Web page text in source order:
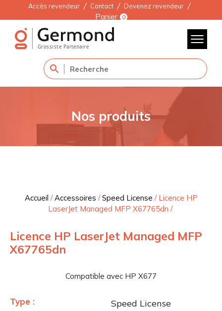
Accès revendeur Contact Devenez revendeur
Panier 0
Nos produits
Accueil /Accessoires /Speed License / Licence HP
LaserJet Managed MFP X67765dn /
Licence HP LaserJet Managed MFP
X67765dn
Compatible avec HP X677
Type : Speed License